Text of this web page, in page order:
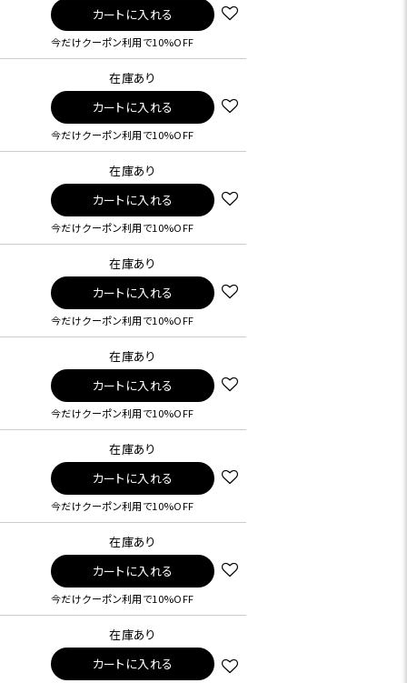
カートに入れる
今だけクーポン利用で10%OFF
在庫あり
カートに入れる
今だけクーポン利用で10%OFF
在庫あり
カートに入れる
今だけクーポン利用で10%OFF
在庫あり
カートに入れる
今だけクーポン利用で10%OFF
在庫あり
カートに入れる
今だけクーポン利用で10%OFF
在庫あり
カートに入れる
今だけクーポン利用で10%OFF
在庫あり
カートに入れる
今だけクーポン利用で10%OFF
在庫あり
カートに入れる